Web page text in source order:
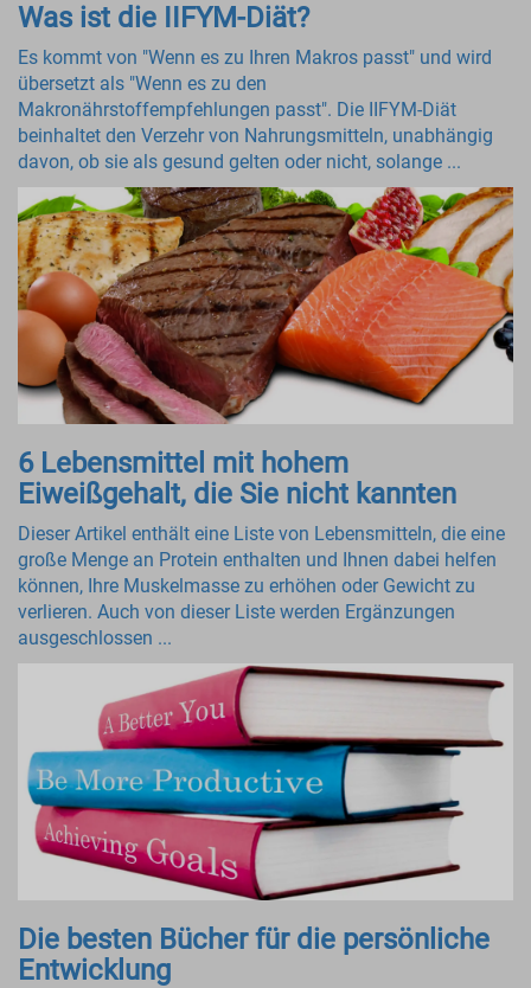
Was ist die IIFYM-Diät?
Es kommt von "Wenn es zu Ihren Makros passt" und wird
übersetzt als "Wenn es zu den
Makronährstoffempfehlungen passt". Die IIFYM-Diät
beinhaltet den Verzehr von Nahrungsmitteln, unabhängig
davon, ob sie als gesund gelten oder nicht, solange ...
6 Lebensmittel mit hohem
Eiweißgehalt, die Sie nicht kannten
Dieser Artikel enthält eine Liste von Lebensmitteln, die eine
große Menge an Protein enthalten und Ihnen dabei helfen
können, Ihre Muskelmasse zu erhöhen oder Gewicht zu
verlieren. Auch von dieser Liste werden Ergänzungen
ausgeschlossen ...
Die besten Bücher für die persönliche
Entwicklung